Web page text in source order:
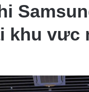
khu vưc